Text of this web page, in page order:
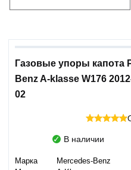
Газовые упоры капота
Benz A-klasse W176
02
В наличии
Марка
Mercedes-Benz